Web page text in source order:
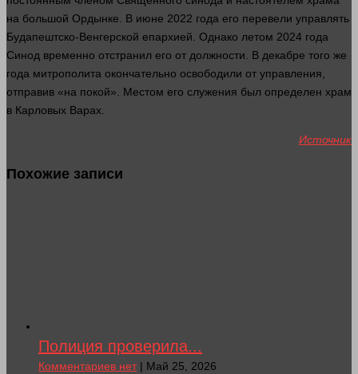
на большой Ордынке. В июне 2022 года его перевели управлять
Будапештско-Венгерской епархией. Однако летом 2024 года
Синод временно отстранил его от должности. В декабре того же
года митрополита окончательно освободили от управления,
отправив «на покой». Местом его служения был определен храм
в Карловых Варах.
Источник
Похожие записи
Полиция проверила...
Комментариев нет| Май 25, 2026